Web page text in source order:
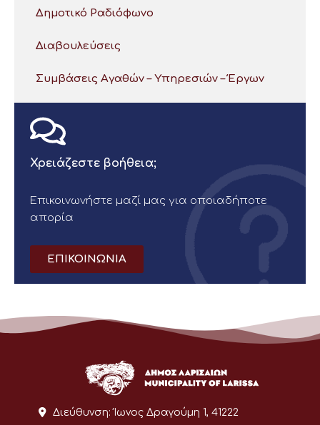
Δημοτικό Ραδιόφωνο
Διαβουλεύσεις
Συμβάσεις Αγαθών – Υπηρεσιών – Έργων
Χρειάζεστε βοήθεια;
Επικοινωνήστε μαζί μας για οποιαδήποτε
απορία
ΕΠΙΚΟΙΝΩΝΙΑ
Διεύθυνση: Ίωνος Δραγούμη 1, 41222